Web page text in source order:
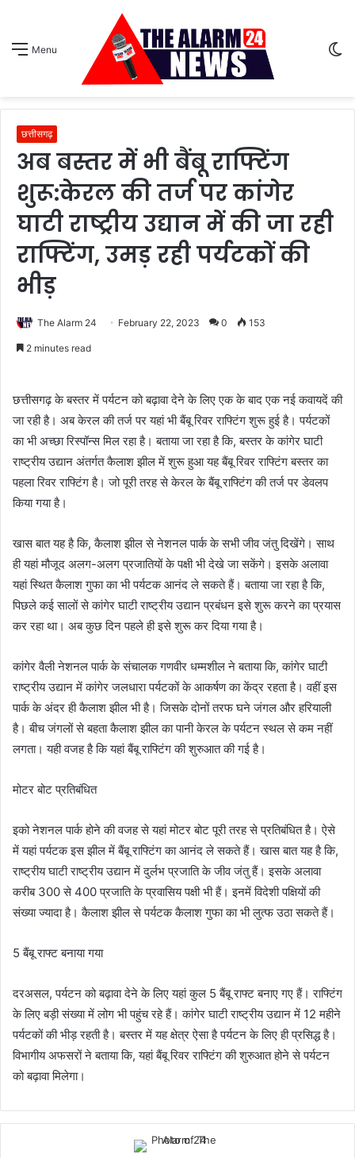
Menu
छत्तीसगढ़
अब बस्तर में भी बैंबू राफ्टिंग
शुरू:केरल की तर्ज पर कांगेर
घाटी राष्ट्रीय उद्यान में की जा रही
राफ्टिंग, उमड़ रही पर्यटकों की
भीड़
The Alarm 24 February 22, 2023 0 153
2 minutes read
छत्तीसगढ़ के बस्तर में पर्यटन को बढ़ावा देने के लिए एक के बाद एक नई कवायदें की
जा रही है। अब केरल की तर्ज पर यहां भी बैंबू रिवर राफ्टिंग शुरू हुई है। पर्यटकों
का भी अच्छा रिस्पॉन्स मिल रहा है। बताया जा रहा है कि, बस्तर के कांगेर घाटी
राष्ट्रीय उद्यान अंतर्गत कैलाश झील में शुरू हुआ यह बैंबू रिवर राफ्टिंग बस्तर का
पहला रिवर राफ्टिंग है। जो पूरी तरह से केरल के बैंबू राफ्टिंग की तर्ज पर डेवलप
किया गया है।
खास बात यह है कि, कैलाश झील से नेशनल पार्क के सभी जीव जंतु दिखेंगे। साथ
ही यहां मौजूद अलग-अलग प्रजातियों के पक्षी भी देखे जा सकेंगे। इसके अलावा
यहां स्थित कैलाश गुफा का भी पर्यटक आनंद ले सकते हैं। बताया जा रहा है कि,
पिछले कई सालों से कांगेर घाटी राष्ट्रीय उद्यान प्रबंधन इसे शुरू करने का प्रयास
कर रहा था। अब कुछ दिन पहले ही इसे शुरू कर दिया गया है।
कांगेर वैली नेशनल पार्क के संचालक गणवीर धम्मशील ने बताया कि, कांगेर घाटी
राष्ट्रीय उद्यान में कांगेर जलधारा पर्यटकों के आकर्षण का केंद्र रहता है। वहीं इस
पार्क के अंदर ही कैलाश झील भी है। जिसके दोनों तरफ घने जंगल और हरियाली
है। बीच जंगलों से बहता कैलाश झील का पानी केरल के पर्यटन स्थल से कम नहीं
लगता। यही वजह है कि यहां बैंबू राफ्टिंग की शुरुआत की गई है।
मोटर बोट प्रतिबंधित
इको नेशनल पार्क होने की वजह से यहां मोटर बोट पूरी तरह से प्रतिबंधित है। ऐसे
में यहां पर्यटक इस झील में बैंबू राफ्टिंग का आनंद ले सकते हैं। खास बात यह है कि,
राष्ट्रीय घाटी राष्ट्रीय उद्यान में दुर्लभ प्रजाति के जीव जंतु हैं। इसके अलावा
करीब 300 से 400 प्रजाति के प्रवासिय पक्षी भी हैं। इनमें विदेशी पक्षियों की
संख्या ज्यादा है। कैलाश झील से पर्यटक कैलाश गुफा का भी लुत्फ उठा सकते हैं।
5 बैंबू राफ्ट बनाया गया
दरअसल, पर्यटन को बढ़ावा देने के लिए यहां कुल 5 बैंबू राफ्ट बनाए गए हैं। राफ्टिंग
के लिए बड़ी संख्या में लोग भी पहुंच रहे हैं। कांगेर घाटी राष्ट्रीय उद्यान में 12 महीने
पर्यटकों की भीड़ रहती है। बस्तर में यह क्षेत्र ऐसा है पर्यटन के लिए ही प्रसिद्ध है।
विभागीय अफसरों ने बताया कि, यहां बैंबू रिवर राफ्टिंग की शुरुआत होने से पर्यटन
को बढ़ावा मिलेगा।